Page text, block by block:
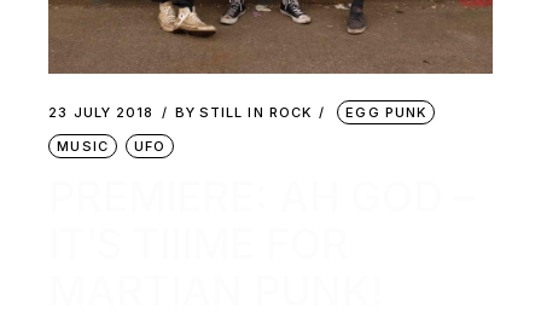
23 JULY 2018 BY STILL IN ROCK
EGG PUNK
MUSIC
UFO